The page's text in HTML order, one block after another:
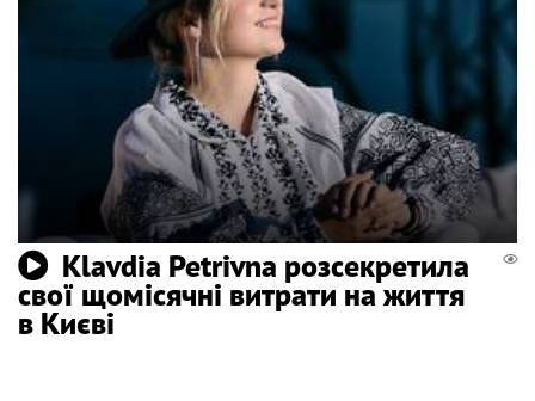
Klavdia Petrivna розсекретила
свої щомісячні витрати на життя
в Києві